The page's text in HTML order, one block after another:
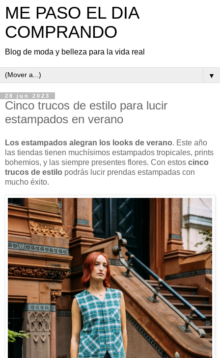
ME PASO EL DIA
COMPRANDO
Blog de moda y belleza para la vida real
▼
28 jun 2023
Cinco trucos de estilo para lucir
estampados en verano
Los estampados alegran los looks de verano. Este año
las tiendas tienen muchísimos estampados tropicales, prints
bohemios, y las siempre presentes flores. Con estos cinco
trucos de estilo podrás lucir prendas estampadas con
mucho éxito.